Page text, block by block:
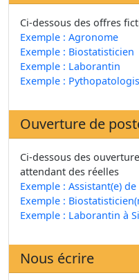
Ci-dessous des offres
Exemple : Agronome
Exemple : Biostatisticien
Exemple : Laborantin
Exemple :
Ouverture de
Ci-dessous des
attendant des réelles
Exemple : Assistant(e)
Exemple :
Exemple : Laborantin à
Nous écrire